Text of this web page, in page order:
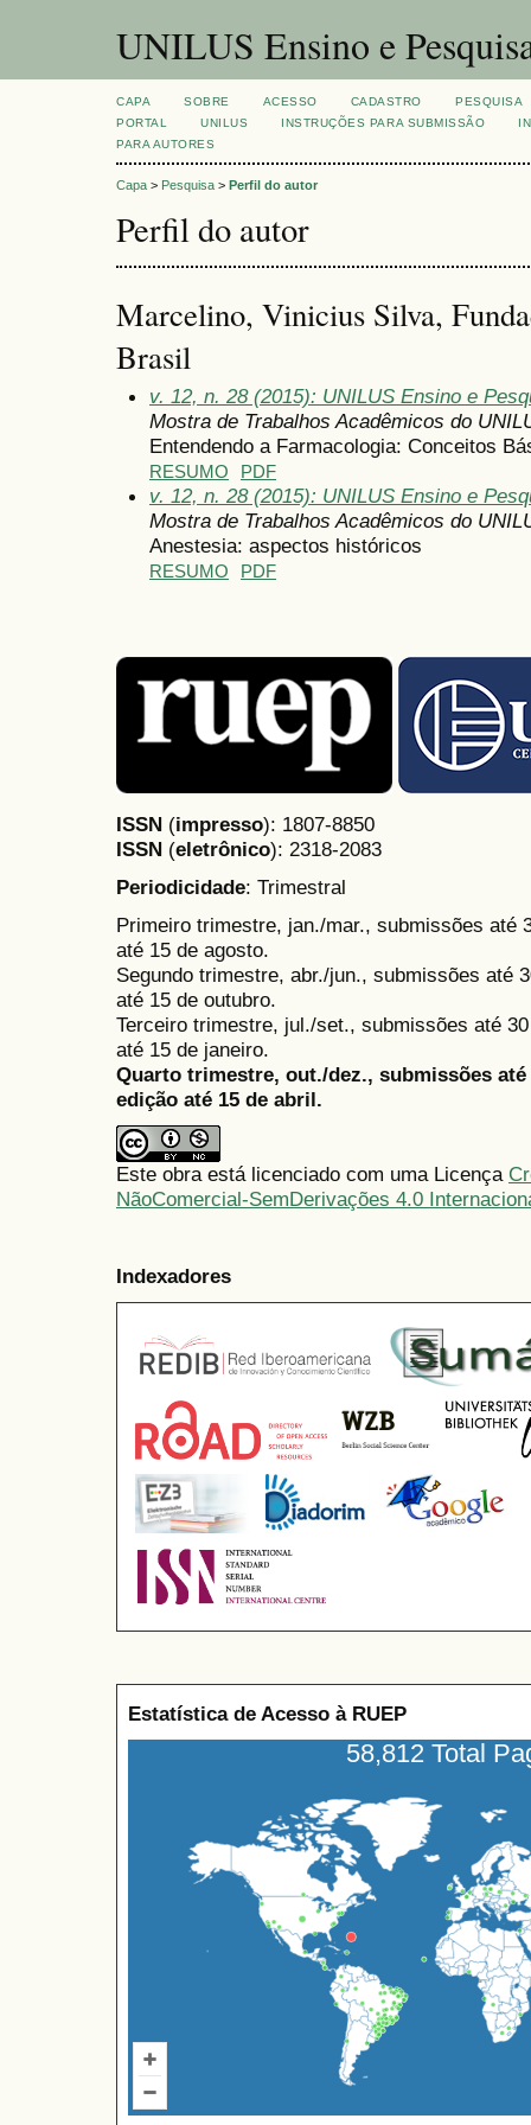
UNILUS Ensino e
CAPA SOBRE ACESSO CADASTRO
PESQUISA
PORTAL
UNILUS INSTRUÇÕES PARA SUBMISSÃO
PARA AUTORES
Capa > Pesquisa > Perfil do autor
Perfil do autor
Marcelino, Vinicius Silva,
Brasil
v. 12, n. 28 (2015): UNILUS Ensino e
Mostra de Trabalhos Acadêmicos do
Entendendo a Farmacologia: Conceitos
RESUMO PDF
v. 12, n. 28 (2015): UNILUS Ensino e
Mostra de Trabalhos Acadêmicos do
Anestesia: aspectos históricos
RESUMO PDF
ISSN (impresso): 1807-8850
ISSN (eletrônico): 2318-2083
Periodicidade: Trimestral
Primeiro trimestre, jan./mar., submissões até
até 15 de agosto.
Segundo trimestre, abr./jun., submissões até
até 15 de outubro.
Terceiro trimestre, jul./set., submissões até
até 15 de janeiro.
Quarto trimestre, out./dez., submissões
edição até 15 de abril.
Este obra está licenciado com uma Licença
NãoComercial-SemDerivações 4.0
Indexadores
Estatística de Acesso à RUEP
58,812 Total